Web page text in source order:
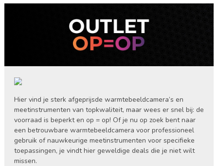
Hier vind je sterk afgeprijsde warmtebeeldcamera’s en
meetinstrumenten van topkwaliteit, maar wees er snel bij: de
voorraad is beperkt en op = op! Of je nu op zoek bent naar
een betrouwbare warmtebeeldcamera voor professioneel
gebruik of nauwkeurige meetinstrumenten voor specifieke
toepassingen, je vindt hier geweldige deals die je niet wilt
missen.